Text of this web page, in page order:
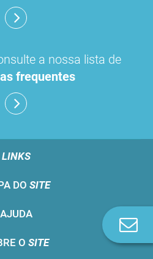
a nossa lista de
frequentes
LINKS
DO SITE
AJUDA
O SITE